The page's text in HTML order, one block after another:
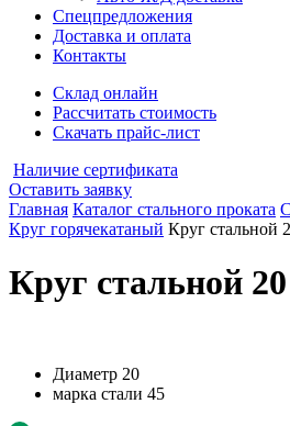
Спецпредложения
Доставка и оплата
Контакты
Склад онлайн
Рассчитать стоимость
Скачать прайс-лист
Наличие сертификата
Оставить заявку
Главная Каталог стального проката
Круг горячекатаный Круг стальной
Круг стальной
Диаметр 20
марка стали 45